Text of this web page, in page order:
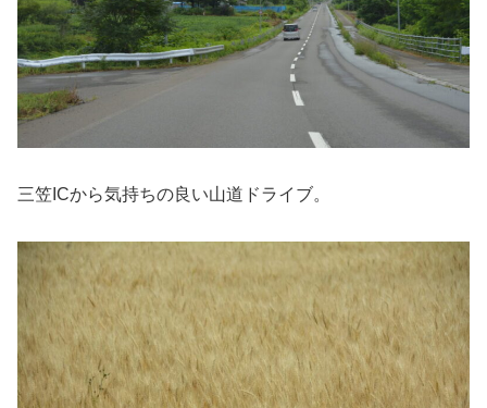
三笠ICから気持ちの良い山道ドライブ。